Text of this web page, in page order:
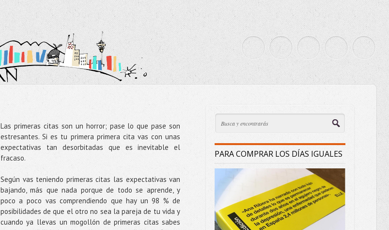
Las primeras citas son un horror; pase lo que pase son
estresantes. Si es tu primera primera cita vas con unas
expectativas tan desorbitadas que es inevitable el
fracaso.
Según vas teniendo primeras citas las expectativas van
bajando, más que nada porque de todo se aprende, y
poco a poco vas comprendiendo que hay un 98 % de
posibilidades de que el otro no sea la pareja de tu vida y
cuando ya llevas un mogollón de primeras citas sabes
PARA COMPRAR LOS DÍAS IGUALES